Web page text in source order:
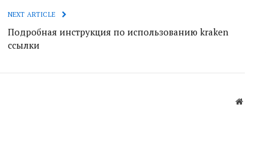
NEXT ARTICLE
Подробная инструкция по использованию kraken
ссылки
Website